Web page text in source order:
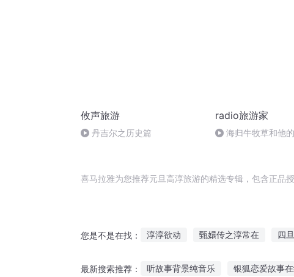
攸声旅游
丹吉尔之历史篇
radio旅游家
海归牛牧草和他
喜马拉雅为您推荐元旦高淳旅游的精选专辑，包含正品
您是不是在找： 淳淳欲动 甄嬛传之淳常在 四
最新搜索推荐： 听故事背景纯音乐 银狐恋爱故事